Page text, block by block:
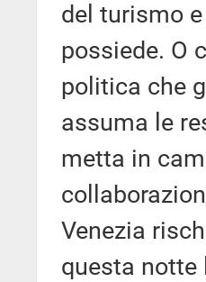
del turismo
possiede. O
politica che
assuma le
metta in
Venezia
questa notte